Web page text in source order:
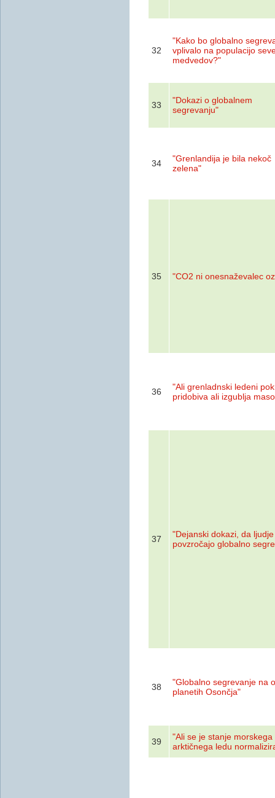
32
"Kako bo globalno
vplivalo na populacijo
medvedov?"
33
"Dokazi o globalnem
segrevanju"
34
"Grenlandija je bila nekoč
zelena"
35 "CO2 ni onesnaževalec
36
"Ali grenladnski ledeni
pridobiva ali izgublja
37
"Dejanski dokazi, da ljudje
povzročajo globalno
38
"Globalno segrevanje na
planetih Osončja"
39
"Ali se je stanje morskega
arktičnega ledu